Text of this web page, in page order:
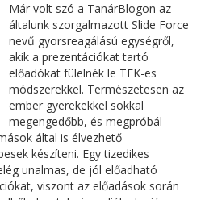
Már volt szó a TanárBlogon az
általunk szorgalmazott Slide Force
nevű gyorsreagálású egységről,
akik a prezentációkat tartó
előadókat fülelnék le TEK-es
módszerekkel. Természetesen az
ember gyerekekkel sokkal
megengedőbb, és megpróbál
által is élvezhető
készíteni. Egy tizedikes
unalmas, de jól előadható
viszont az előadások során